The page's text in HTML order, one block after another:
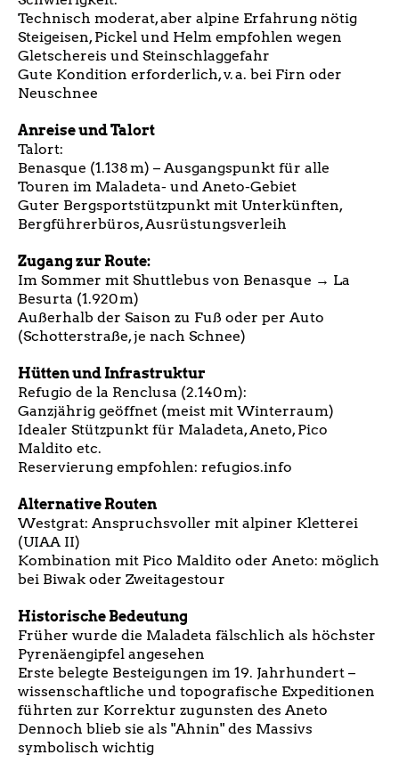
Technisch moderat, aber alpine Erfahrung nötig
Steigeisen, Pickel und Helm empfohlen wegen
Gletschereis und Steinschlaggefahr
Gute Kondition erforderlich, v. a. bei Firn oder
Neuschnee
Anreise und Talort
Talort:
Benasque (1.138 m) – Ausgangspunkt für alle
Touren im Maladeta- und Aneto-Gebiet
Guter Bergsportstützpunkt mit Unterkünften,
Bergführerbüros, Ausrüstungsverleih
Zugang zur Route:
Im Sommer mit Shuttlebus von Benasque → La
Besurta (1.920 m)
Außerhalb der Saison zu Fuß oder per Auto
(Schotterstraße, je nach Schnee)
Hütten und Infrastruktur
Refugio de la Renclusa (2.140 m):
Ganzjährig geöffnet (meist mit Winterraum)
Idealer Stützpunkt für Maladeta, Aneto, Pico
Maldito etc.
Reservierung empfohlen: refugios.info
Alternative Routen
Westgrat: Anspruchsvoller mit alpiner Kletterei
(UIAA II)
Kombination mit Pico Maldito oder Aneto: möglich
bei Biwak oder Zweitagestour
Historische Bedeutung
Früher wurde die Maladeta fälschlich als höchster
Pyrenäengipfel angesehen
Erste belegte Besteigungen im 19. Jahrhundert –
wissenschaftliche und topografische Expeditionen
führten zur Korrektur zugunsten des Aneto
Dennoch blieb sie als "Ahnin" des Massivs
symbolisch wichtig